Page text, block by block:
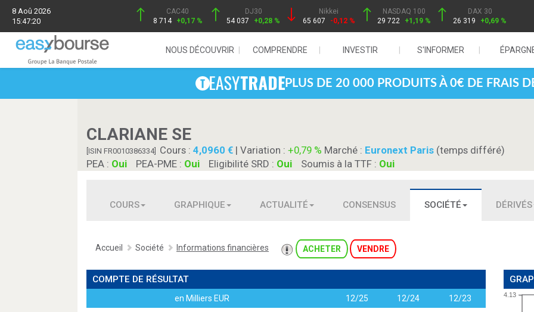
8 Aoû 2026
15:47:20
CAC40
8 714 +0,17 %
DJ30
54 037
+0,28 %
Nikkei
65 607
-0,12 %
NASDAQ 100
29 722
+1,19 %
DAX 30
26 319
+0,69 %
NOUS DÉCOUVRIR COMPRENDRE INVESTIR S'INFORMER
PLUS DE 20 000 PRODUITS À 0€ DE FRAIS
CLARIANE SE
[ISIN FR0010386334] Cours : 4,0960 | Variation : +0,79 % Marché : Euronext Paris (temps différé)
PEA : Oui PEA-PME : Oui Eligibilité SRD : Oui Soumis à la TTF : Oui
COURS GRAPHIQUE ACTUALITÉ CONSENSUS SOCIÉTÉ DÉRIVÉS
Accueil Société Informations financières ACHETER VENDRE
COMPTE DE RÉSULTAT
en Milliers EUR 12/25 12/24
12/23
4.13